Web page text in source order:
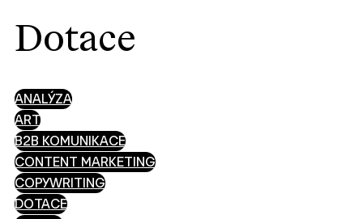
Dotace
ANALÝZA
ART
B2B KOMUNIKACE
CONTENT MARKETING
COPYWRITING
DOTACE